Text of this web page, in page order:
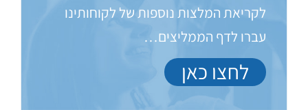
לקריאת המלצות נוספות של לקוחותינו
עברו לדף הממליצים…
לחצו כאן